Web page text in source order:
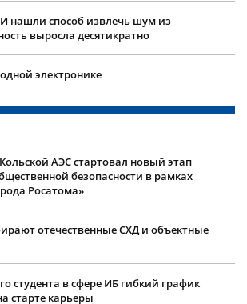
способ извлечь шум из
выросла десятикратно
электронике
АЭС стартовал новый этап
безопасности в рамках
Росатома»
отечественные СХД и объектные
студента в сфере ИБ гибкий график
старте карьеры